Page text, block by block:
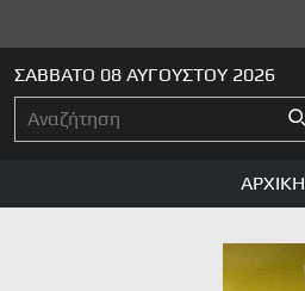
ΣΑΒΒΑΤΟ 08 ΑΥΓΟΥΣΤΟΥ 2026
ΑΡΧΙΚΗ